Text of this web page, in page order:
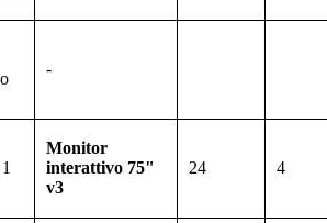
-
Monitor
interattivo 75"
v3
24 4